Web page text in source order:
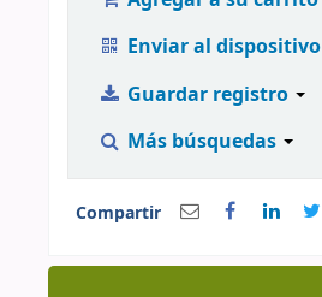
Enviar al dispositivo
Guardar registro
Más búsquedas
Compartir